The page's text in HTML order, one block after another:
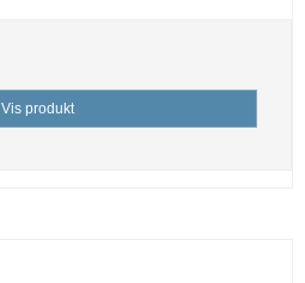
Vis produkt